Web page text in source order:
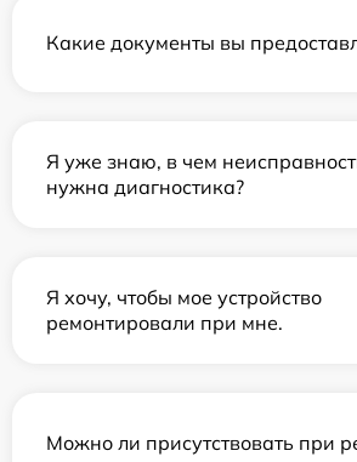
Какие документы вы
Я уже знаю, в чем
нужна диагностика?
Я хочу, чтобы мое устройство
ремонтировали при мне.
Можно ли присутствовать при